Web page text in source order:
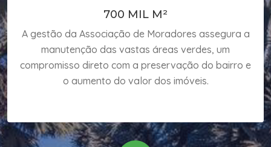
700 MIL M²
A gestão da Associação de Moradores assegura a
manutenção das vastas áreas verdes, um
compromisso direto com a preservação do bairro e
o aumento do valor dos imóveis.